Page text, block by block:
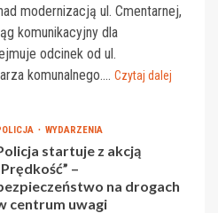
modernizacją ul. Cmentarnej,
komunikacyjny dla
odcinek od ul.
komunalnego.... Czytaj dalej
WYDARZENIA
startuje z akcją
„Prędkość” –
na drogach
centrum uwagi